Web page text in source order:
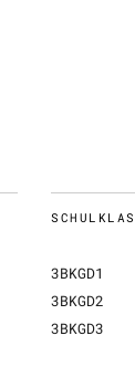
3BKGD1
3BKGD2
3BKGD3